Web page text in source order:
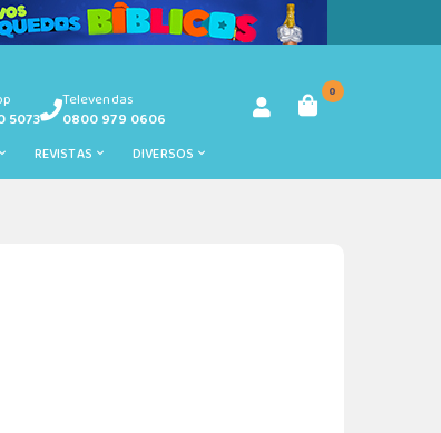
5073
Televendas
0800 979 0606
0
REVISTAS DIVERSOS